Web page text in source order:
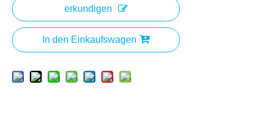
erkundigen
In den Einkaufswagen